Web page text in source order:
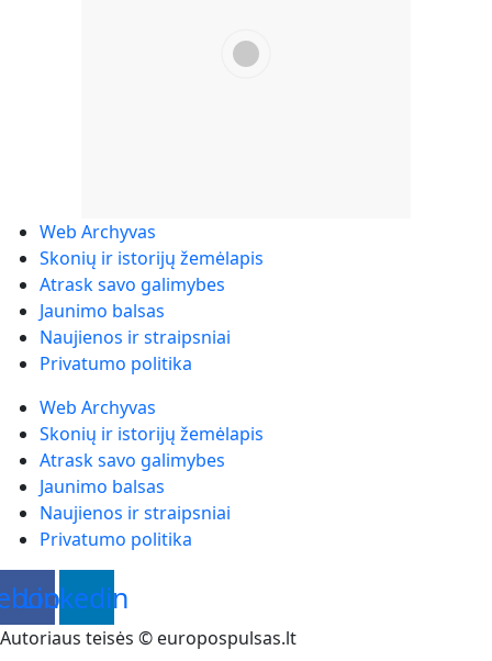
Web Archyvas
Skonių ir istorijų žemėlapis
Atrask savo galimybes
Jaunimo balsas
Naujienos ir straipsniai
Privatumo politika
Web Archyvas
Skonių ir istorijų žemėlapis
Atrask savo galimybes
Jaunimo balsas
Naujienos ir straipsniai
Privatumo politika
Linkedin
Autoriaus teisės © europospulsas.lt